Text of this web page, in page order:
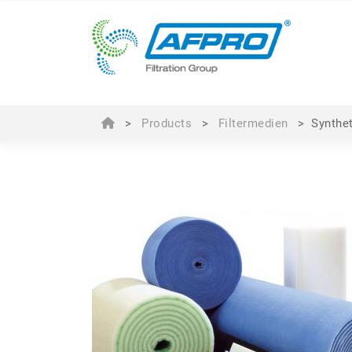
> Products > Filtermedien >